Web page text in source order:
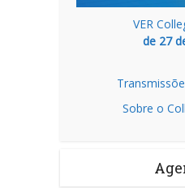
VER
de 27
Sobre o